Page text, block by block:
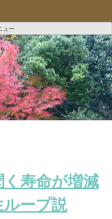
ュー
寿命が増減
ープ説